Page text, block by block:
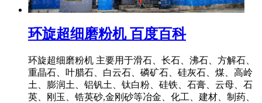
环旋超细磨粉机 百度百科
环旋超细磨粉机 主要用于滑石、长石、沸石、方解石、
重晶石、叶腊石、白云石、磷矿石、硅灰石、煤、高岭
土、膨润土、铝钒土、钛白粉、硅铁、石膏、云母、石
英、刚玉、锆英砂,金刚砂等冶金、化工、建材、制药、